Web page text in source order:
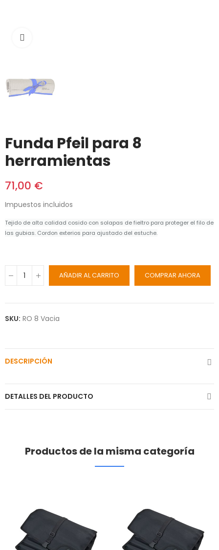
Funda Pfeil para 8
herramientas
71,00 €
Impuestos incluidos
Tejido de alta calidad cosido con solapas de fieltro para proteger el filo de
las gubias. Cordon exterios para ajustado del estuche.
AÑADIR AL CARRITO COMPRAR AHORA
SKU: RO 8 Vacia
DESCRIPCIÓN
DETALLES DEL PRODUCTO
Productos de la misma categoría